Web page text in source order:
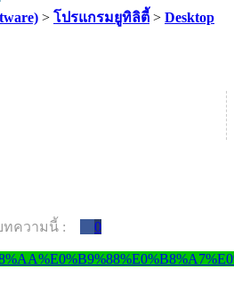
> โปรแกรมยูทิลิตี้ > Desktop
ทความนี้ : 0